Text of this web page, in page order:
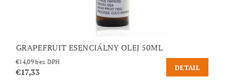
GRAPEFRUIT ESENCIÁLNY OLEJ 50ML
€14,09 bez DPH
€17,33 DETAIL